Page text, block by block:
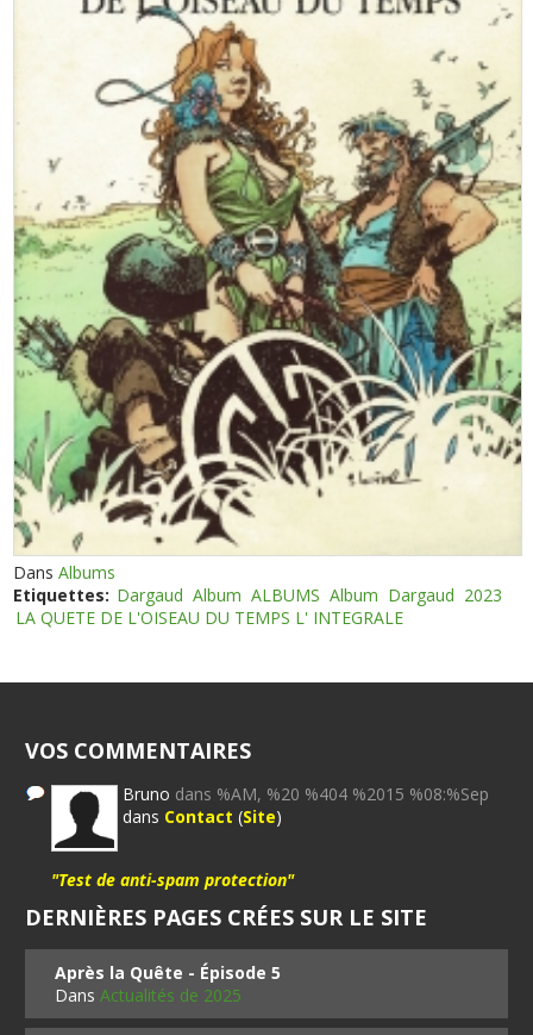
DansAlbums
Etiquettes: Dargaud Album ALBUMS Album Dargaud 2023
LA QUETE DE L'OISEAU DU TEMPS L' INTEGRALE
VOS COMMENTAIRES
Bruno dans %AM, %20 %404 %2015 %08:%Sep
dans Contact (Site)
"Test de anti-spam protection"
DERNIÈRES PAGES CRÉES SUR LE SITE
Après la Quête - Épisode 5
DansActualités de 2025